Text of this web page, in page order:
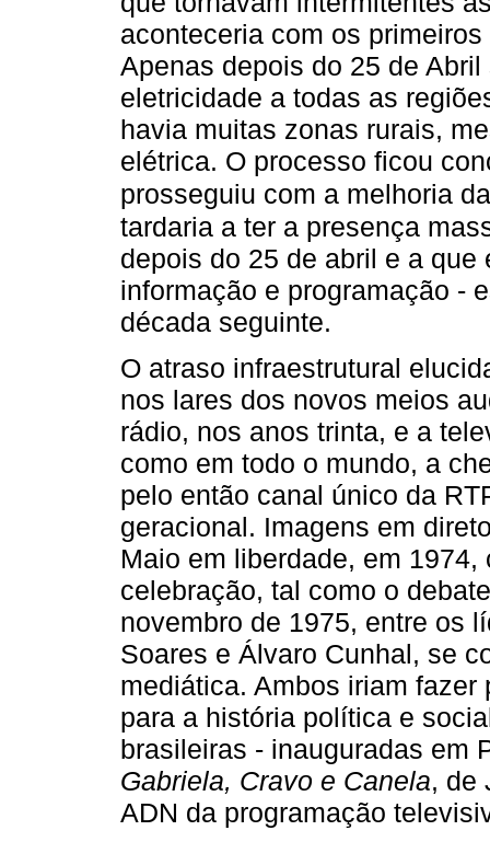
aconteceria com os
Apenas depois do 25 de
eletricidade a todas as
havia muitas zonas rurais,
elétrica. O processo ficou
prosseguiu com a melhoria
tardaria a ter a presença
depois do 25 de abril e a
informação e programação -
década seguinte.
O atraso infraestrutural
nos lares dos novos meios
rádio, nos anos trinta, e a
como em todo o mundo, a
pelo então canal único da
geracional. Imagens em
Maio em liberdade, em
celebração, tal como o
novembro de 1975, entre os
Soares e Álvaro Cunhal, se
mediática. Ambos iriam
para a história política e
brasileiras - inauguradas em
Gabriela, Cravo e Canela, de
ADN da programação